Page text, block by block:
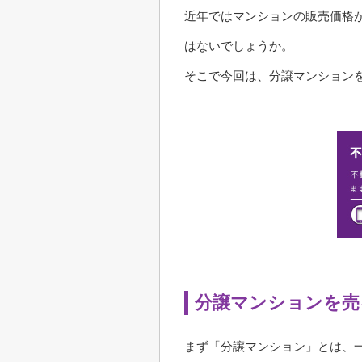
近年ではマンションの販売価格
はないでしょうか。
そこで今回は、分譲マンション
分譲マンションを
まず「分譲マンション」とは、